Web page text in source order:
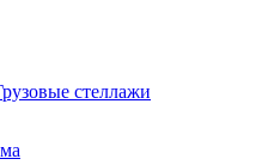
стеллажи